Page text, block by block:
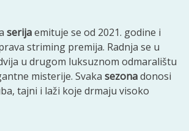
serijaemituje se od 2021. godine i
striming premija. Radnja se u
u drugom luksuznom odmaralištu
misterije. Svaka sezonadonosi
tajni i laži koje drmaju visoko